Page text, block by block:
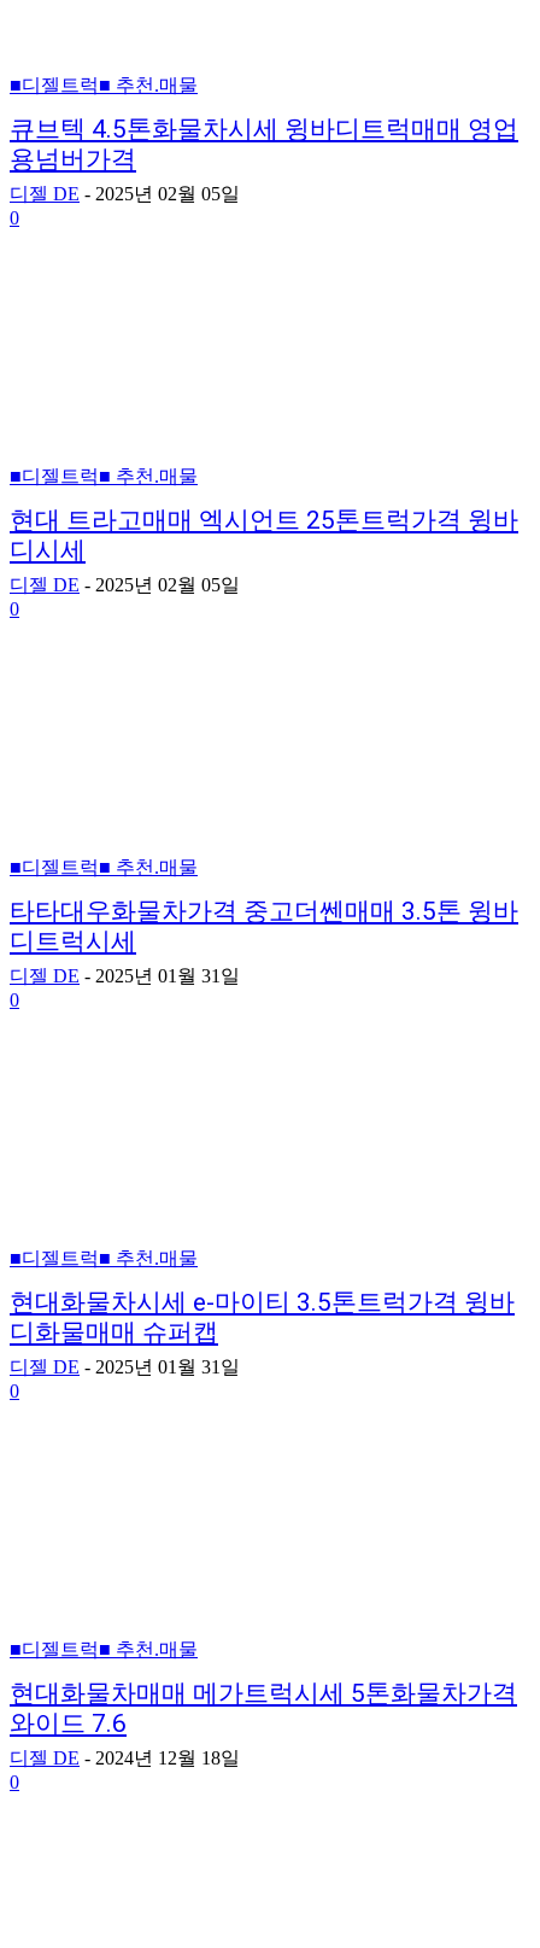
■디젤트럭■ 추천.매물
큐브텍 4.5톤화물차시세 윙바디트럭매매 영업
용넘버가격
디젤 DE - 2025년 02월 05일
0
■디젤트럭■ 추천.매물
현대 트라고매매 엑시언트 25톤트럭가격 윙바
디시세
디젤 DE - 2025년 02월 05일
0
■디젤트럭■ 추천.매물
타타대우화물차가격 중고더쎈매매 3.5톤 윙바
디트럭시세
디젤 DE - 2025년 01월 31일
0
■디젤트럭■ 추천.매물
현대화물차시세 e-마이티 3.5톤트럭가격 윙바
디화물매매 슈퍼캡
디젤 DE - 2025년 01월 31일
0
■디젤트럭■ 추천.매물
현대화물차매매 메가트럭시세 5톤화물차가격
와이드 7.6
디젤 DE - 2024년 12월 18일
0